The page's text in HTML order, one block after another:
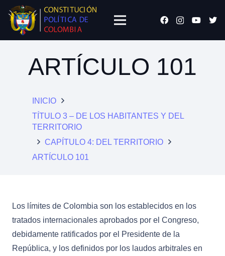
ARTÍCULO 101
INICIO
TÍTULO 3 – DE LOS HABITANTES Y DEL
TERRITORIO
CAPÍTULO 4: DEL TERRITORIO
ARTÍCULO 101
Los límites de Colombia son los establecidos en los
tratados internacionales aprobados por el Congreso,
debidamente ratificados por el Presidente de la
República, y los definidos por los laudos arbitrales en